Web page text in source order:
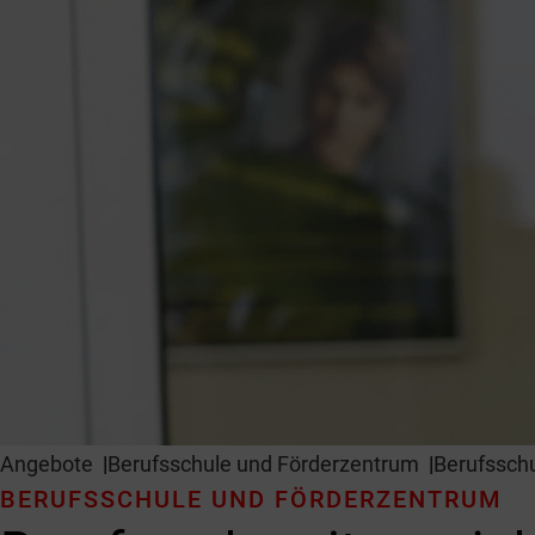
Angebote Berufsschule und Förderzentrum
BERUFSSCHULE UND FÖRDERZENTRUM